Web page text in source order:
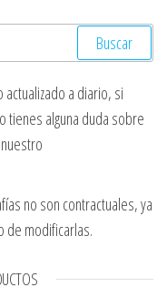
a diario, si
tienes alguna duda sobre
no son contractuales, ya
de modificarlas.